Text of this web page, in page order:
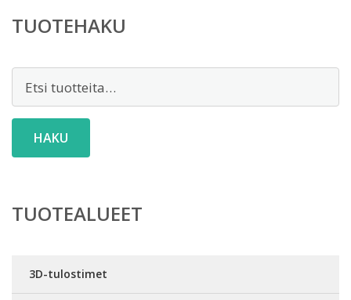
TUOTEHAKU
HAKU
TUOTEALUEET
3D-tulostimet